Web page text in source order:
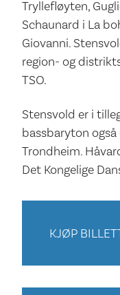
Tryllefløyten,
Schaunard i La
Giovanni.
region- og
TSO.
Stensvold er i
bassbaryton
Trondheim.
Det Kongelige
KJØP